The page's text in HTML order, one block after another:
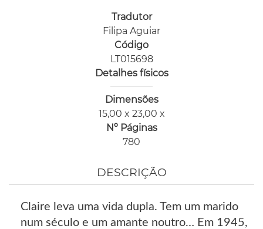
Tradutor
Filipa Aguiar
Código
LT015698
Detalhes físicos
Dimensões
15,00 x 23,00 x
Nº Páginas
780
DESCRIÇÃO
Claire leva uma vida dupla. Tem um marido
num século e um amante noutro… Em 1945,